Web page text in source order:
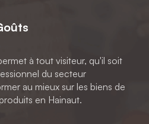
à tout visiteur, qu'il soit
du secteur
au mieux sur les biens de
en Hainaut.